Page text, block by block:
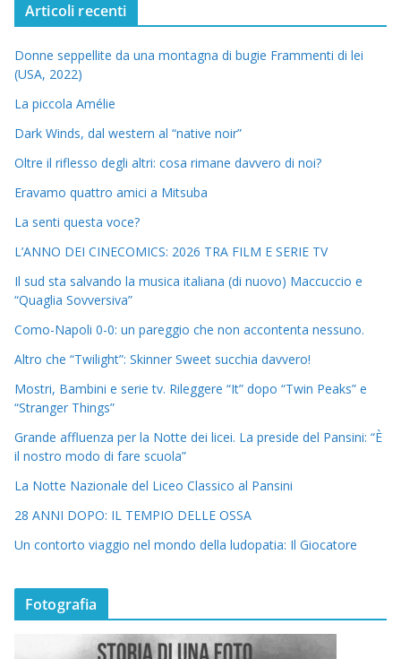
Articoli recenti
Donne seppellite da una montagna di bugie Frammenti di lei
(USA, 2022)
La piccola Amélie
Dark Winds, dal western al “native noir”
Oltre il riflesso degli altri: cosa rimane davvero di noi?
Eravamo quattro amici a Mitsuba
La senti questa voce?
L’ANNO DEI CINECOMICS: 2026 TRA FILM E SERIE TV
Il sud sta salvando la musica italiana (di nuovo) Maccuccio e
“Quaglia Sovversiva”
Como-Napoli 0-0: un pareggio che non accontenta nessuno.
Altro che “Twilight”: Skinner Sweet succhia davvero!
Mostri, Bambini e serie tv. Rileggere “It” dopo “Twin Peaks” e
“Stranger Things”
Grande affluenza per la Notte dei licei. La preside del Pansini: “È
il nostro modo di fare scuola”
La Notte Nazionale del Liceo Classico al Pansini
28 ANNI DOPO: IL TEMPIO DELLE OSSA
Un contorto viaggio nel mondo della ludopatia: Il Giocatore
Fotografia